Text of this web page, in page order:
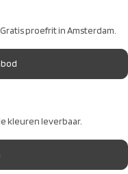
proefrit in Amsterdam.
kleuren leverbaar.